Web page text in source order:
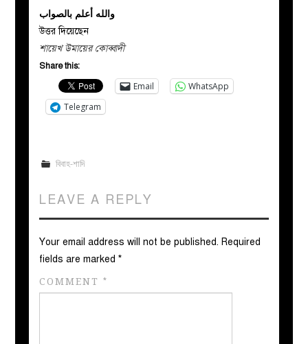
প্রশ্ন
করুন
والله أعلم بالصواب
উত্তর দিয়েছেন
শায়েখ উমায়ের কোব্বাদী
Share this:
Email
WhatsApp
Telegram
বিবাহ-শাদি
LEAVE A REPLY
Your email address will not be published. Required
fields are marked*
COMMENT*